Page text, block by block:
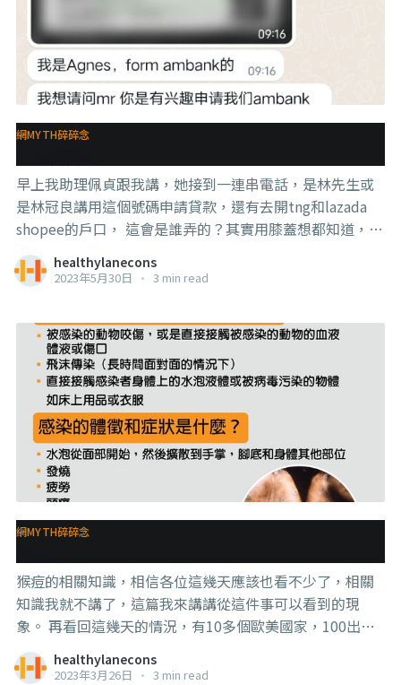
其實整體來說，研究的討論有提到，一天只吃一餐的人，
多數為年輕男性，較低受教育程度、較低收入、抽煙、酗
酒、較高的體力勞動、攝入的熱量較低、飲食的品質也較
低。 這裡就可以看得出來，這些因為一天只吃一餐，或是
沒有吃早餐的人，普遍社經地位比較低，他們可能並不是
為了健康才這麼做的（然後弄巧反拙），只吃一餐是一個
附帶現象，而不完全是原因本身。同時，生活中的其他習
慣也有可能是造成早逝的原因。 而這也是告
網MYTH碎碎念
早上我助理佩貞跟我講，她接到一連串電話，是林先生或
是林冠良講用這個號碼申請貸款，還有去開tng和lazada
shopee的戶口， 這會是誰弄的？其實用膝蓋想都知道，是
那群吃飽太得空、正面又槓不贏我和我的粉絲、耍無賴又
耍不過我和我的粉絲（我們都沒有道德的，所以對道德綁
其實這也不是第一次了，那次那個號稱10幾萬粉絲的假教
授帶它的小狗們來我的地方鬧的時候，它們發現講不贏，
就在telegram群組裡面號召它的小狗們去騷擾我公開出去
的電話（它們裡面有人截圖給我看）， 好在，這個號碼是
工作用途而已，麻煩是麻煩，但也覺得很好笑。 。 。 。
這就是這個社會的現實面貌， 很多時候我講到我遇到的一
些麻煩的時候，就會有熱心網友教我去報警，其實，報警
我也不是沒有做過，但他們也跟我講他們tak boleh buat
apa，因為我這不是3R的事情。 而那些藏在網路背後的東
西，因為我講的話危害到了它們的利益，又沒辦法拿我怎
麼辦時，就會做這種事情來洩憤，來搞麻煩。其實做生意
的朋友可能也多多少少遇過這種事情，尤其你做的越在
理，那些不講理的越沒辦法拿
healthylanecons
2023年5月30日 • 3 min read
網MYTH碎碎念
猴痘的相關知識，相信各位這幾天應該也看不少了，相關
知識我就不講了，這篇我來講講從這件事可以看到的現
象。 再看回這幾天的情況，有10多個歐美國家，100出頭
的確定案例，WHO公佈會人傳人，而且傳播速度快，目前
沒有疫苗可以打，傳播途徑是跟人與人的接觸和人與動物
healthylanecons
2023年3月26日 • 3 min read